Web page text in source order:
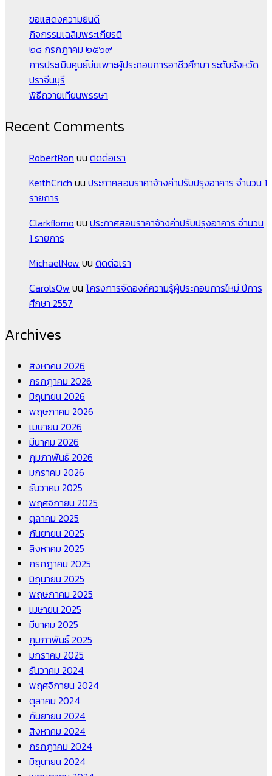
ขอแสดงความยินดี
กิจกรรมเฉลิมพระเกียรติ
๒๘ กรกฎาคม ๒๕๖๙
การประเมินศูนย์บ่มเพาะผู้ประกอบการอาชีวศึกษา ระดับจังหวัด
ปราจีนบุรี
พิธีถวายเทียนพรรษา
Recent Comments
RobertRon บน ติดต่อเรา
KeithCrich บน ประกาศสอบราคาจ้างค่าปรับปรุงอาคาร จำนวน 1
รายการ
Clarkflomo บน ประกาศสอบราคาจ้างค่าปรับปรุงอาคาร จำนวน
1 รายการ
MichaelNow บน ติดต่อเรา
CarolsOw บน โครงการจัดองค์ความรู้ผู้ประกอบการใหม่ ปีการ
ศึกษา 2557
Archives
สิงหาคม 2026
กรกฎาคม 2026
มิถุนายน 2026
พฤษภาคม 2026
เมษายน 2026
มีนาคม 2026
กุมภาพันธ์ 2026
มกราคม 2026
ธันวาคม 2025
พฤศจิกายน 2025
ตุลาคม 2025
กันยายน 2025
สิงหาคม 2025
กรกฎาคม 2025
มิถุนายน 2025
พฤษภาคม 2025
เมษายน 2025
มีนาคม 2025
กุมภาพันธ์ 2025
มกราคม 2025
ธันวาคม 2024
พฤศจิกายน 2024
ตุลาคม 2024
กันยายน 2024
สิงหาคม 2024
กรกฎาคม 2024
มิถุนายน 2024